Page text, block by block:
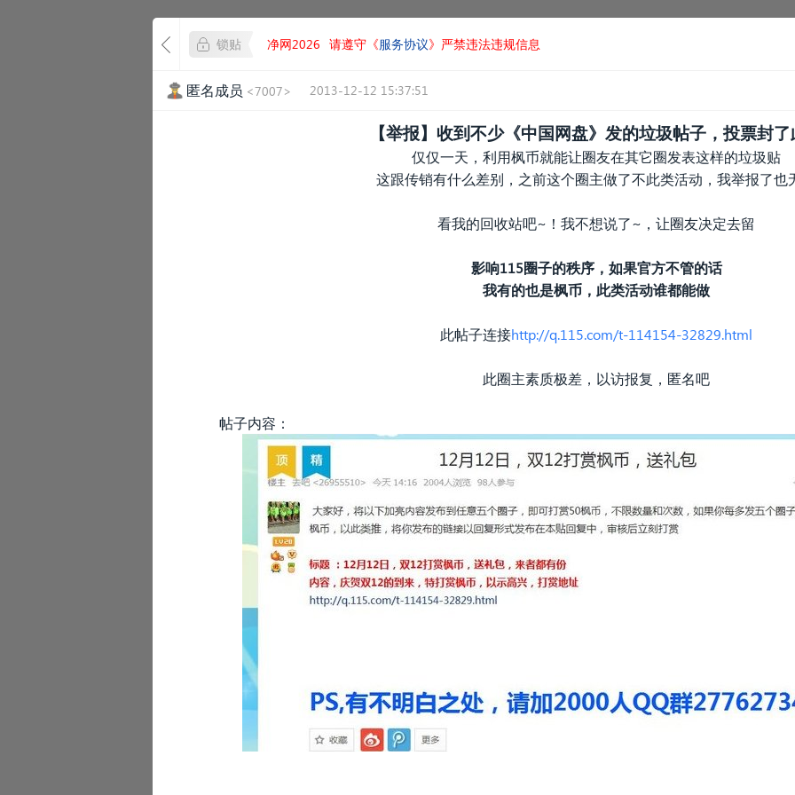
锁贴 净网2026 请遵守《服务协议》严禁违法违规信息
匿名成员 <7007> 2013-12-12 15:37:51
【举报】收到不少《中国网盘》发的垃圾帖子，投票封
仅仅一天，利用枫币就能让圈友在其它圈发表这样的垃圾贴
这跟传销有什么差别，之前这个圈主做了不此类活动，我举报了也
看我的回收站吧~！我不想说了~，让圈友决定去留
影响115圈子的秩序，如果官方不管的话
我有的也是枫币，此类活动谁都能做
此帖子连接http://q.115.com/t-114154-32829.html
此圈主素质极差，以访报复，匿名吧
帖子内容：